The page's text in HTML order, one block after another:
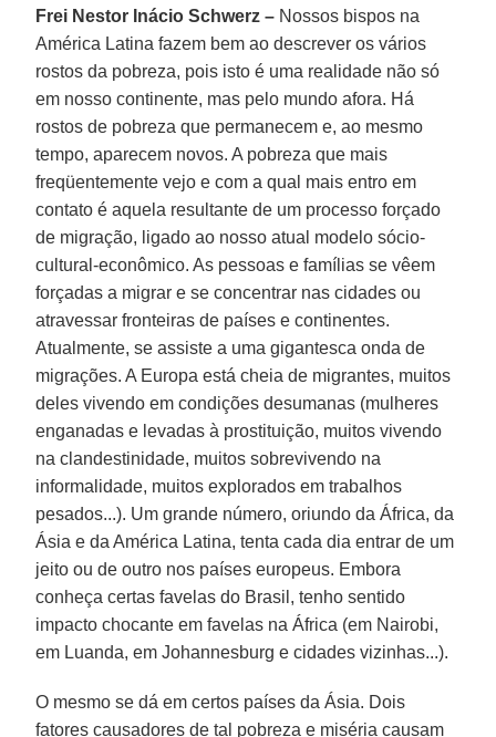
Frei Nestor Inácio Schwerz – Nossos bispos na
América Latina fazem bem ao descrever os vários
rostos da pobreza, pois isto é uma realidade não só
em nosso continente, mas pelo mundo afora. Há
rostos de pobreza que permanecem e, ao mesmo
tempo, aparecem novos. A pobreza que mais
freqüentemente vejo e com a qual mais entro em
contato é aquela resultante de um processo forçado
de migração, ligado ao nosso atual modelo sócio-
cultural-econômico. As pessoas e famílias se vêem
forçadas a migrar e se concentrar nas cidades ou
atravessar fronteiras de países e continentes.
Atualmente, se assiste a uma gigantesca onda de
migrações. A Europa está cheia de migrantes, muitos
deles vivendo em condições desumanas (mulheres
enganadas e levadas à prostituição, muitos vivendo
na clandestinidade, muitos sobrevivendo na
informalidade, muitos explorados em trabalhos
pesados...). Um grande número, oriundo da África, da
Ásia e da América Latina, tenta cada dia entrar de um
jeito ou de outro nos países europeus. Embora
conheça certas favelas do Brasil, tenho sentido
impacto chocante em favelas na África (em Nairobi,
em Luanda, em Johannesburg e cidades vizinhas...).
O mesmo se dá em certos países da Ásia. Dois
fatores causadores de tal pobreza e miséria causam